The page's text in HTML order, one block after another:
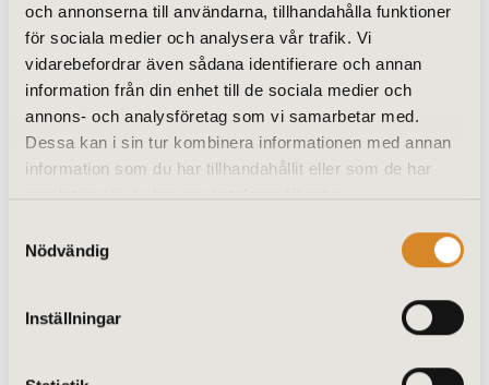
och annonserna till användarna, tillhandahålla funktioner
för sociala medier och analysera vår trafik. Vi
vidarebefordrar även sådana identifierare och annan
information från din enhet till de sociala medier och
annons- och analysföretag som vi samarbetar med.
Dessa kan i sin tur kombinera informationen med annan
information som du har tillhandahållit eller som de har
Nödvändig
Inställningar
Skjutparti SCHÜCO ASS 32 3-del – Hela
året
Bredd: 3100 mm Höjd: 2115 mm